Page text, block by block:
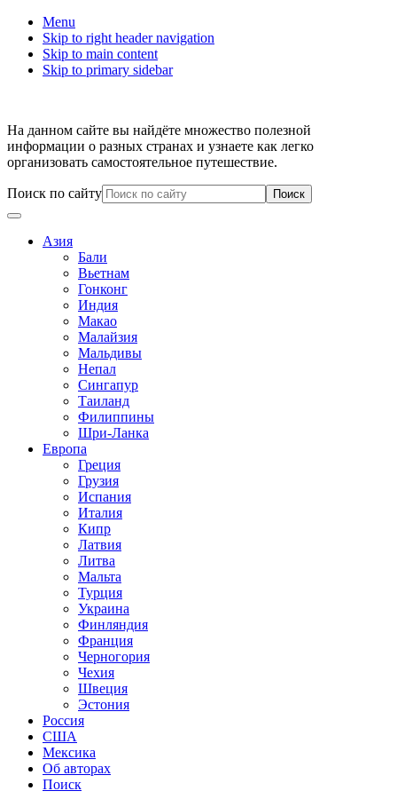
Menu
Skip to right header navigation
Skip to main content
Skip to primary sidebar
На данном сайте вы найдёте множество полезной
информации о разных странах и узнаете как легко
организовать самостоятельное путешествие.
Поиск по сайту
Азия
Бали
Вьетнам
Гонконг
Индия
Макао
Малайзия
Мальдивы
Непал
Сингапур
Таиланд
Филиппины
Шри-Ланка
Европа
Греция
Грузия
Испания
Италия
Кипр
Латвия
Литва
Мальта
Турция
Украина
Финляндия
Франция
Черногория
Чехия
Швеция
Эстония
Россия
США
Мексика
Об авторах
Поиск